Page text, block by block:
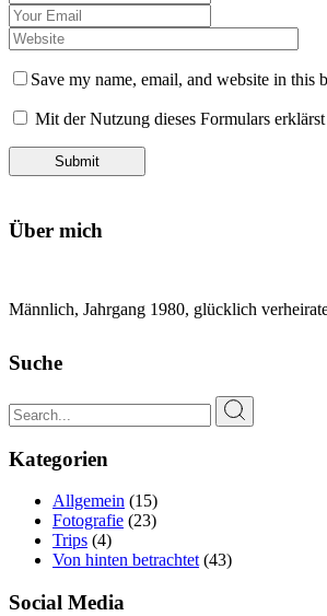
Save my name, email, and website in this
Mit der Nutzung dieses Formulars
Submit
Über mich
Männlich, Jahrgang 1980, glücklich
Suche
Search
for:
Kategorien
Allgemein (15)
Fotografie (23)
Trips (4)
Von hinten betrachtet (43)
Social Media